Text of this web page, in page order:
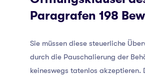
Paragrafen 198
Sie müssen diese steuerliche
durch die Pauschalierung der
keineswegs tatenlos akzeptieren.